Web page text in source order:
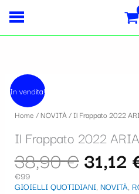
contenuto
In vendita!
Home /NOVITÀ/ Il Frappato 2022
Il Frappato 2022
38,90€
era:
31,12
€99
GIOIELLI QUOTIDIANI, NOVITÀ,
Il
Frappato
2022
ARIANNA
quantità
S
z
i
o
n
a
u
fiscale:
Carrello: